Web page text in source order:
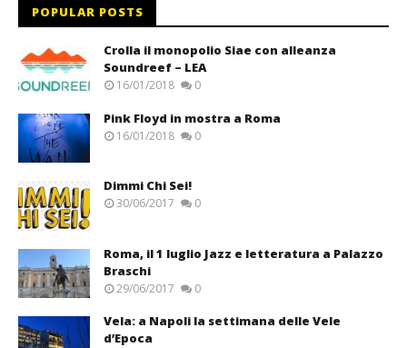
POPULAR POSTS
Crolla il monopolio Siae con alleanza
Soundreef – LEA
16/01/2018 0
Pink Floyd in mostra a Roma
16/01/2018 0
Dimmi Chi Sei!
30/06/2017 0
Roma, il 1 luglio Jazz e letteratura a Palazzo
Braschi
29/06/2017 0
Vela: a Napoli la settimana delle Vele
d’Epoca